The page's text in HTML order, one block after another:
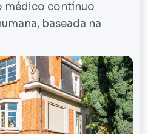
médico contínuo
baseada na